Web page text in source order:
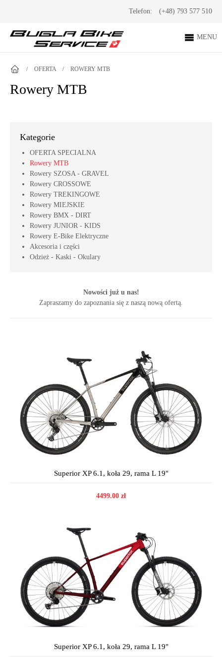
Telefon: (+48) 793 577 510
MENU
/ OFERTA / ROWERY MTB
Rowery MTB
Kategorie
OFERTA SPECIALNA
Rowery MTB
Rowery SZOSA - GRAVEL
Rowery CROSSOWE
Rowery TREKINGOWE
Rowery MIEJSKIE
Rowery BMX - DIRT
Rowery JUNIOR - KIDS
Rowery E-Bike Elektryczne
Akcesoria i części
Odzież - Kaski - Okulary
Nowości już u nas!
Zapraszamy do zapoznania się z naszą nową ofertą.
Superior XP 6.1, koła 29, rama L 19"
4499.00 zł
Superior XP 6.1, koła 29, rama L 19"